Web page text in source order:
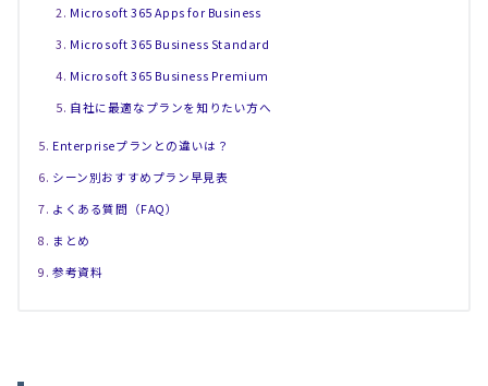
Microsoft 365 Apps for Business
Microsoft 365 Business Standard
Microsoft 365 Business Premium
自社に最適なプランを知りたい方へ
Enterpriseプランとの違いは？
シーン別おすすめプラン早見表
よくある質問（FAQ）
まとめ
参考資料